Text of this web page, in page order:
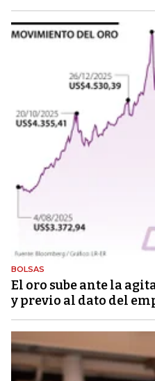
BOLSAS
El oro sube ante la
y previo al dato del